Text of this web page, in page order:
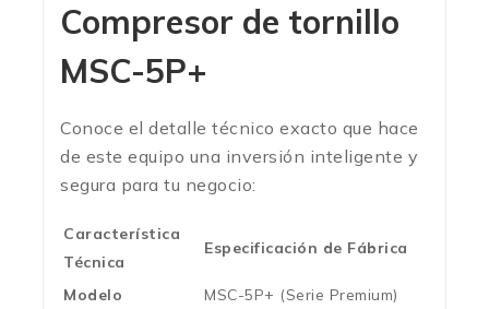
Compresor de tornillo
MSC-5P+
Conoce el detalle técnico exacto que hace
de este equipo una inversión inteligente y
segura para tu negocio:
Característica
Técnica
Especificación de Fábrica
Modelo MSC-5P+ (Serie Premium)